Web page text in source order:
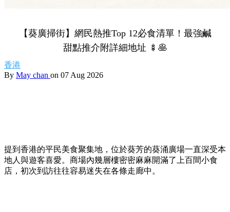
【葵廣掃街】網民熱推Top 12必食清單！最強鹹
甜點推介附詳細地址 🍢🥞
香港
By May chan on 07 Aug 2026
提到香港的平民美食聚集地，位於葵芳的葵涌廣場一直深受本
地人與遊客喜愛。商場內幾層樓密密麻麻開滿了上百間小食
店，初次到訪往往容易迷失在各條走廊中。